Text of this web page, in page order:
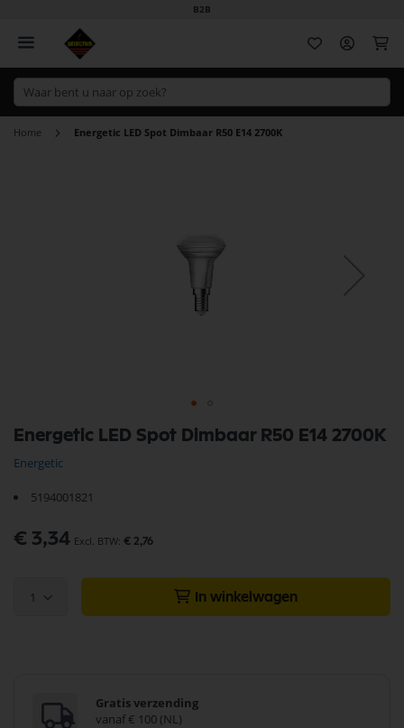
B2B
Home Energetic LED Spot Dimbaar R50 E14 2700K
Energetic LED Spot Dimbaar R50 E14 2700K
Energetic
5194001821
€ 3,34 € 2,76
1 In winkelwagen
Gratis verzending
vanaf € 100 (NL)
naar
het
begin
de
gallerij